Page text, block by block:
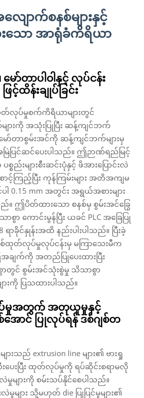
ောက်စနစ်များနှင့်
သော အာရုံခံကိရိယာ
မော်တာပါဝါနှင့် လုပ်ငန်း
င့်ထိန်းချုပ်ခြင်း
တ်လုပ်မှုစက်ကိရိယာများတွင်
ျားကို အသုံးပြုပြီး ဆန့်ကျင်ဘက်
မော်တာစွမ်းအင်ကို ဆန့်ကျင်ဘက်များမှ
ြဲပြင်ဆင်ပေးပါသည်။ ဤဉာဏ်ရည်မြင့်
စ္စည်းများစီးဆင်းပုံနှင့် ဖိအားပြောင်းလဲ
ာင့်ကြည့်ပြီး ကုန်ကြမ်းများ အတိအကျမ
mm အတွင်း အရွယ်အစားများ
။ ဤပိတ်ထားသော စနစ်မှ စွမ်းအင်ခြွေ
စွာ ကောင်းမွန်ပြီး ယခင် PLC အခြေပြု
ရာခိုင်နှုန်းအထိ နည်းပါးပါသည်။ ပြီးခဲ့
တ်လုပ်မှုလုပ်ငန်းမှ မကြာသေးမီက
ချက်ကို အတည်ပြုပေးထားပြီး
တွင် စွမ်းအင်သုံးစွဲမှု သိသာစွာ
ားကို ပြသထားပါသည်။
ပ်မှုအတွက် အတုယူမှုနှင့်
အောင် ပြုလုပ်ရန် ဒစ်ဂျစ်တ
ားသည် extrusion line များ၏ ဗားရှု
ပေးပြီး ထုတ်လုပ်မှုကို ရပ်ဆိုင်းစရာမလို
မှုများကို စမ်းသပ်နိုင်စေပါသည်။
မှုများ သို့မဟုတ် die ပြုပြင်မှုများ၏